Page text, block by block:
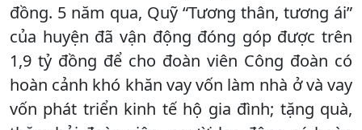
đồng. 5 năm qua, Quỹ “Tương thân, tương ái”
của huyện đã vận động đóng góp được trên
1,9 tỷ đồng để cho đoàn viên Công đoàn có
hoàn cảnh khó khăn vay vốn làm nhà ở và vay
vốn phát triển kinh tế hộ gia đình; tặng quà,